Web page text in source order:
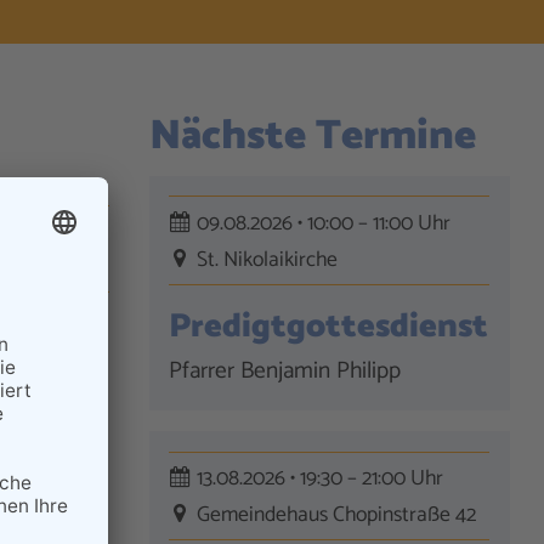
Nächste Termine
09.08.2026 • 10:00 – 11:00 Uhr
St. Nikolaikirche
Predigtgottesdienst
Pfarrer Benjamin Philipp
13.08.2026 • 19:30 – 21:00 Uhr
Gemeindehaus Chopinstraße 42